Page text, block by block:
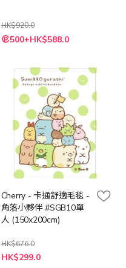
HK$920.0
特
殊 500+HK$588.0
Cherry - 卡通舒適毛毯 -
角落小夥伴 #SGB10單
人 (150x200cm)
HK$676.0
特
殊
HK$299.0